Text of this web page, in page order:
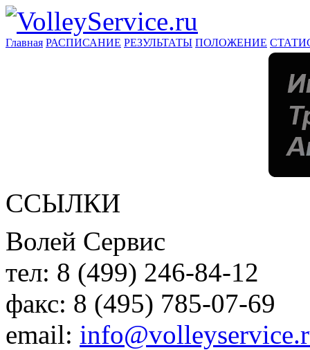
Главная РАСПИСАНИЕ РЕЗУЛЬТАТЫ ПОЛОЖЕНИЕ
ССЫЛКИ
Волей Сервис
тел: 8 (499) 246-84-12
факс: 8 (495) 785-07-69
email: